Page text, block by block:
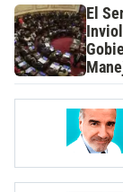
El